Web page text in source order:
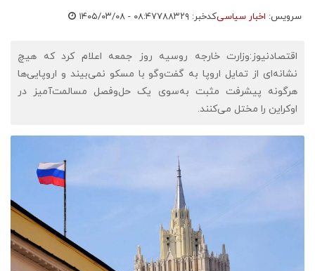
سرویس: اخبار سیاسیکدخبر: ۷۸۸۳۲۹ ۱۴۰۵/۰۳/۰۸ - ۰۸:۴۷
اقتصادنیوز:وزارت خارجه روسیه روز جمعه اعلام کرد که هیچ
نشانه‌ای از تمایل اروپا به گفت‌وگو با مسکو نمی‌بیند و اروپایی‌ها
هرگونه پیشرفت مثبت به‌سوی یک حل‌وفصل مسالمت‌آمیز در
اوکراین را مختل می‌کنند.